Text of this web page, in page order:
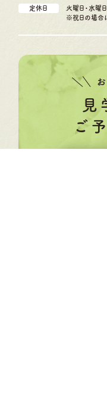
定休日
火曜日・水曜日
※祝日の場合
見
ご